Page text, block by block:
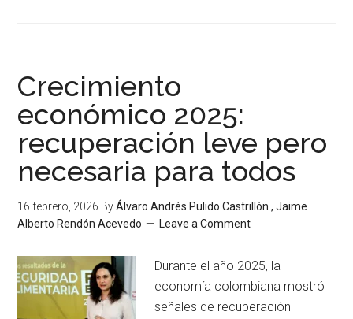
Crecimiento
económico 2025:
recuperación leve pero
necesaria para todos
16 febrero, 2026 ByÁlvaro Andrés Pulido Castrillón , Jaime
Alberto Rendón Acevedo
Leave a Comment
Durante el año 2025, la
economía colombiana mostró
señales de recuperación